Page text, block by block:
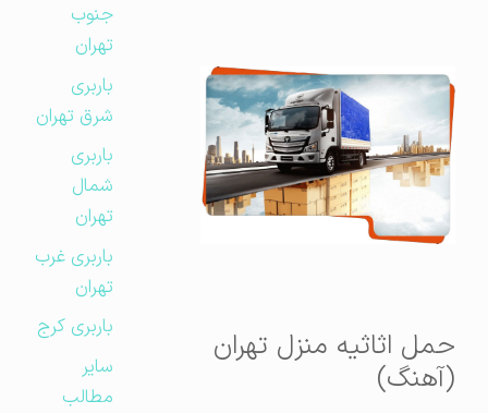
حمل اثاثیه منزل تهران
(آهنگ)
جنوب
تهران
باربری
شرق تهران
باربری
شمال
تهران
باربری غرب
تهران
باربری کرج
مطالب